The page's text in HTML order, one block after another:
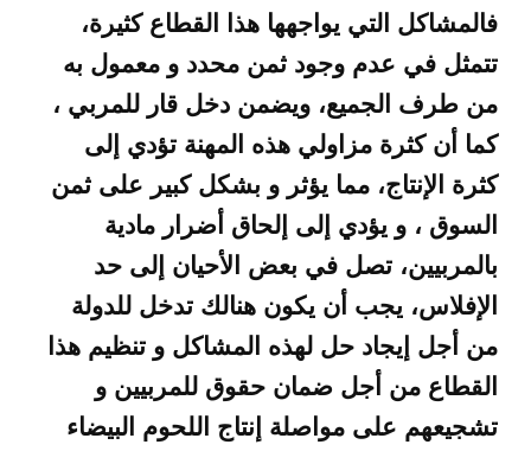
فالمشاكل التي يواجهها هذا القطاع كثيرة،
تتمثل في عدم وجود ثمن محدد و معمول به
من طرف الجميع، ويضمن دخل قار للمربي ،
كما أن كثرة مزاولي هذه المهنة تؤدي إلى
كثرة الإنتاج، مما يؤثر و بشكل كبير على ثمن
السوق ، و يؤدي إلى إلحاق أضرار مادية
بالمربيين، تصل في بعض الأحيان إلى حد
الإفلاس، يجب أن يكون هنالك تدخل للدولة
من أجل إيجاد حل لهذه المشاكل و تنظيم هذا
القطاع من أجل ضمان حقوق للمربيين و
تشجيعهم على مواصلة إنتاج اللحوم البيضاء